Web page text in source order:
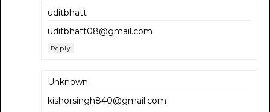
uditbhatt
uditbhatt08@gmail.com
Reply
Unknown
kishorsingh840@gmail.com